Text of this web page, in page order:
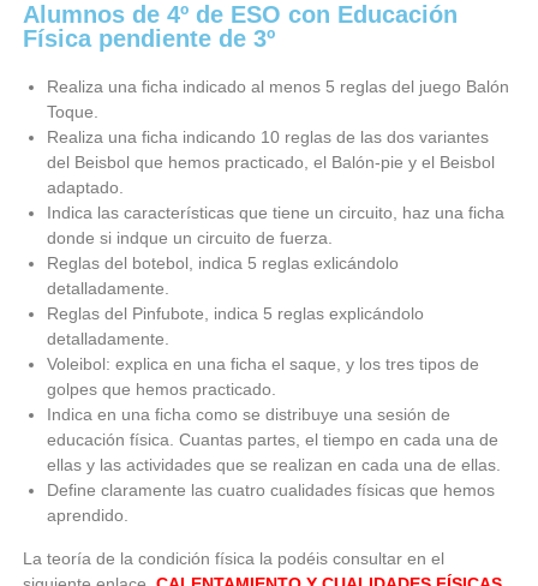
Alumnos de 4º de ESO con Educación
Física pendiente de 3º
Realiza una ficha indicado al menos 5 reglas del juego Balón
Toque.
Realiza una ficha indicando 10 reglas de las dos variantes
del Beisbol que hemos practicado, el Balón-pie y el Beisbol
adaptado.
Indica las características que tiene un circuito, haz una ficha
donde si indque un circuito de fuerza.
Reglas del botebol, indica 5 reglas exlicándolo
detalladamente.
Reglas del Pinfubote, indica 5 reglas explicándolo
detalladamente.
Voleibol: explica en una ficha el saque, y los tres tipos de
golpes que hemos practicado.
Indica en una ficha como se distribuye una sesión de
educación física. Cuantas partes, el tiempo en cada una de
ellas y las actividades que se realizan en cada una de ellas.
Define claramente las cuatro cualidades físicas que hemos
aprendido.
La teoría de la condición física la podéis consultar en el